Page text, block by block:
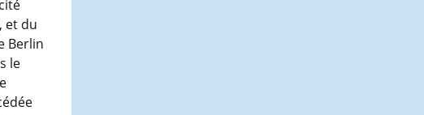
et du
Berlin
le